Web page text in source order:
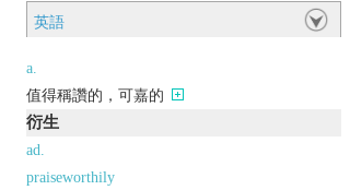
英語
a.
值得稱讚的，可嘉的
衍生
ad.
praiseworthily